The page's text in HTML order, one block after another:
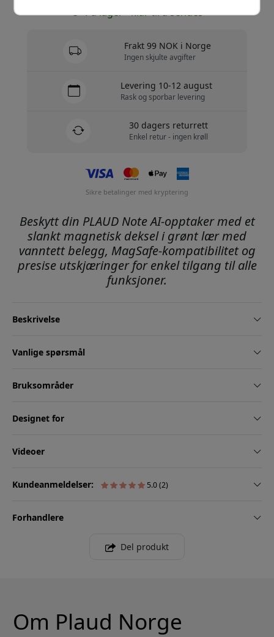
På lager - klar til å sendes
Frakt 99 NOK i Norge
Ingen skjulte avgifter
Levering 10-12 august
Rask og sporbar levering
30 dagers returrett
Enkel retur - ingen krøll
Sikre betalinger med kryptering
Beskytt din PLAUD Note AI-opptaker med et
slankt magnetisk deksel i grønt lær med
vanntett belegg, MagSafe-kompatibilitet og
presise utskjæringer for enkel tilgang til alle
funksjoner.
Beskrivelse
Vanlige spørsmål
Bruksområder
Designet for
Videoer
Kundeanmeldelser: 5.0 (2)
Forhandlere
Del produkt
Om Plaud Norge